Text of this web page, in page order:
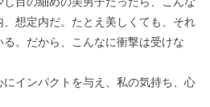
想定内だ。たとえ美しくても、それ
。だから、こんなに衝撃は受けな
インパクトを与え、私の気持ち、心